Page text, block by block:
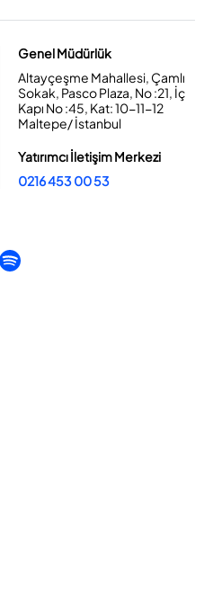
Genel Müdürlük
Altayçeşme Mahallesi, Çamlı
Sokak, Pasco Plaza, No :21, İç
Kapı No :45, Kat: 10-11-12
Maltepe/ İstanbul
Yatırımcı İletişim Merkezi
0216 453 00 53